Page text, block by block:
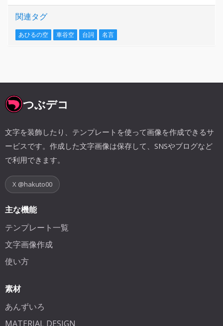
関連タグ
あひるの空 車谷空 台詞 名言
つぶデコ
文字を装飾したり、テンプレートを使って画像を作成できるサ
ービスです。作成した文字画像は保存して、SNSやブログなど
で利用できます。
X @hakuto00
主な機能
テンプレート一覧
文字画像作成
使い方
素材
あんずいろ
MATERIAL DESIGN